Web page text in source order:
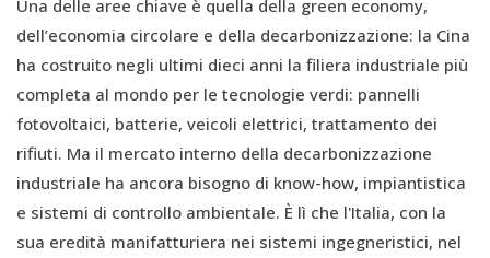
Una delle aree chiave è quella della green economy,
dell’economia circolare e della decarbonizzazione: la Cina
ha costruito negli ultimi dieci anni la filiera industriale più
completa al mondo per le tecnologie verdi: pannelli
fotovoltaici, batterie, veicoli elettrici, trattamento dei
rifiuti. Ma il mercato interno della decarbonizzazione
industriale ha ancora bisogno di know-how, impiantistica
e sistemi di controllo ambientale. È lì che l'Italia, con la
sua eredità manifatturiera nei sistemi ingegneristici, nel